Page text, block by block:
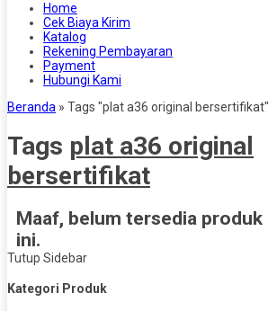
Home
Cek Biaya Kirim
Katalog
Rekening Pembayaran
Payment
Hubungi Kami
Beranda » Tags "plat a36 original bersertifikat"
Tags plat a36 original
bersertifikat
Maaf, belum tersedia
ini.
Tutup Sidebar
Kategori Produk